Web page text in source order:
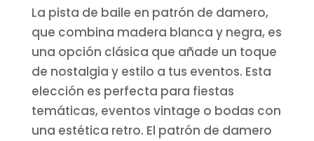
La pista de baile en patrón de damero,
que combina madera blanca y negra, es
una opción clásica que añade un toque
de nostalgia y estilo a tus eventos. Esta
elección es perfecta para fiestas
temáticas, eventos vintage o bodas con
una estética retro. El patrón de damero